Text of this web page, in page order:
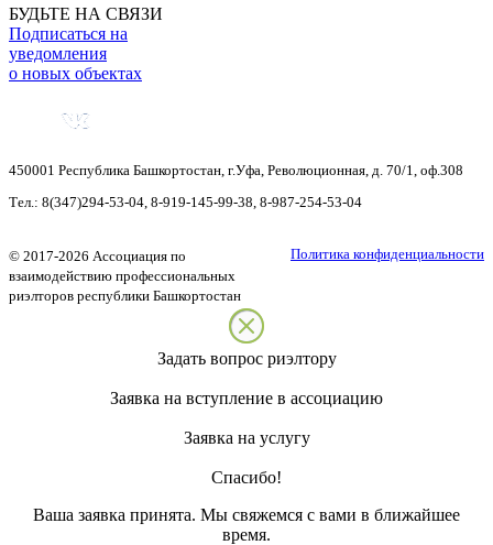
БУДЬТЕ НА СВЯЗИ
Подписаться на
уведомления
о новых объектах
450001 Республика Башкортостан г.Уфа Революционная, д. 70/1, оф.308
Тел.: 8(347)294-53-04 8-919-145-99-38 8-987-254-53-04
Политика конфиденциальности
© 2017-2026 Ассоциация по
взаимодействию профессиональных
риэлторов республики Башкортостан
Задать вопрос риэлтору
Заявка на вступление в ассоциацию
Заявка на услугу
Спасибо!
Ваша заявка принята. Мы свяжемся с вами в ближайшее
время.